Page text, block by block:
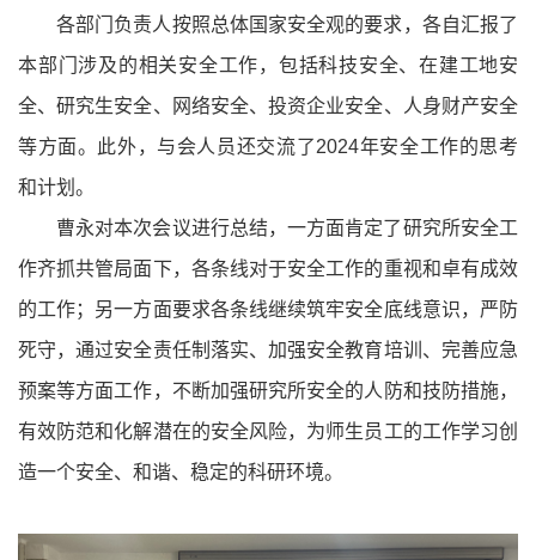
各部门负责人按照总体国家安全观的要求，各自汇报了
本部门涉及的相关安全工作，包括科技安全、在建工地安
全、研究生安全、网络安全、投资企业安全、人身财产安全
等方面。此外，与会人员还交流了2024年安全工作的思考
和计划。
曹永对本次会议进行总结，一方面肯定了研究所安全工
作齐抓共管局面下，各条线对于安全工作的重视和卓有成效
的工作；另一方面要求各条线继续筑牢安全底线意识，严防
死守，通过安全责任制落实、加强安全教育培训、完善应急
预案等方面工作，不断加强研究所安全的人防和技防措施，
有效防范和化解潜在的安全风险，为师生员工的工作学习创
造一个安全、和谐、稳定的科研环境。